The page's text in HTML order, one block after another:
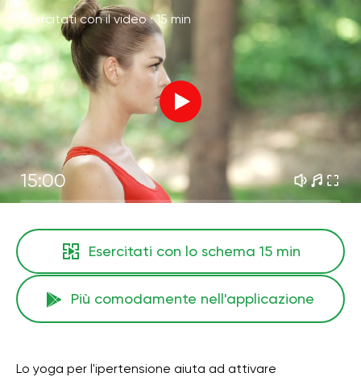
Esercitati con il video ·15 min
15:00
Esercitati con lo schema 15 min
Più comodamente nell'applicazione
Lo yoga per l'ipertensione aiuta ad attivare